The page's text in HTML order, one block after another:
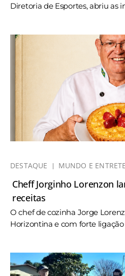
Diretoria de Esportes, abriu as
DESTAQUE MUNDO E
Cheff Jorginho Lorenzon
receitas
O chef de cozinha Jorge
Horizontina e com forte